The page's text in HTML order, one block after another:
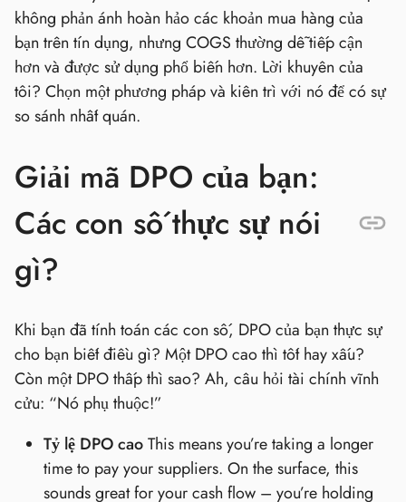
không phản ánh hoàn hảo các khoản mua hàng của
bạn trên tín dụng, nhưng COGS thường dễ tiếp cận
hơn và được sử dụng phổ biến hơn. Lời khuyên của
tôi? Chọn một phương pháp và kiên trì với nó để có sự
so sánh nhất quán.
Giải mã DPO của bạn:
Các con số thực sự nói
gì?
Khi bạn đã tính toán các con số, DPO của bạn thực sự
cho bạn biết điều gì? Một DPO cao thì tốt hay xấu?
Còn một DPO thấp thì sao? Ah, câu hỏi tài chính vĩnh
cửu: “Nó phụ thuộc!”
Tỷ lệ DPO caoThis means you’re taking a longer
time to pay your suppliers. On the surface, this
sounds great for your cash flow – you’re holding